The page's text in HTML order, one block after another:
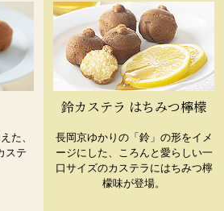
た、
ステ
鈴カステラ はちみつ檸檬
長岡京ゆかりの「鈴」の形をイメ
ージにした、ころんと愛らしい一
口サイズのカステラにはちみつ檸
檬味が登場。